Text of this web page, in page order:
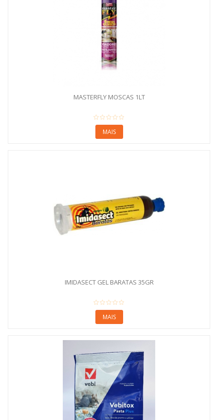
MASTERFLY MOSCAS 1LT
MAIS
IMIDASECT GEL BARATAS 35GR
MAIS